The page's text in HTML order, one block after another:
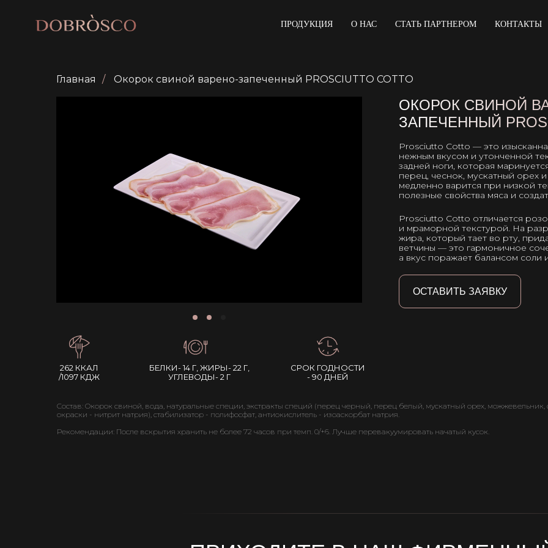
ПРОДУКЦИЯ О НАС СТАТЬ ПАРТНЕРОМ КОНТАКТЫ
Главная / Окорок свиной варено-запеченный PROSCIUTTO COTTO
ОКОРОК СВИНОЙ
ЗАПЕЧЕННЫЙ
Prosciutto Cotto — это
нежным вкусом и утонченной
задней ноги, которая
перец, чеснок, мускатный орех
медленно варится при низкой
полезные свойства мяса и
Prosciutto Cotto отличается
и мраморной текстурой. На
жира, который тает во рту,
ветчины — это гармоничное
а вкус поражает балансом
ОСТАВИТЬ ЗАЯВКУ
Состав: Окорок свиной, вода, натуральные специи, экстракты специй (перец черный, перец белый, мускатный орех,
окраски - нитрит натрия), стабилизатор - полифосфат, антиокислитель - изоаскорбат натрия.
Рекомендации: После вскрытия хранить не более 72 часов при темп. 0/+6. Лучше перевакуумировать начатый кусок.
262 ККАЛ
/1097 КДЖ
БЕЛКИ- 14 Г, ЖИРЫ- 22 Г,
УГЛЕВОДЫ- 2 Г
СРОК ГОДНОСТИ
- 90 ДНЕЙ